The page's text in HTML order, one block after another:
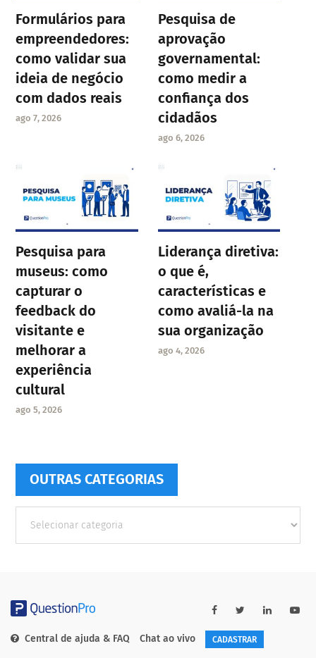
Formulários para
empreendedores:
como validar sua
ideia de negócio
com dados reais
ago 7, 2026
Pesquisa de
aprovação
governamental:
como medir a
confiança dos
cidadãos
ago 6, 2026
Pesquisa para
museus: como
capturar o
feedback do
visitante e
melhorar a
experiência
cultural
ago 5, 2026
Liderança diretiva:
o que é,
características e
como avaliá-la na
sua organização
ago 4, 2026
OUTRAS CATEGORIAS
Categorias
Central de ajuda & FAQ Chat ao vivo CADASTRAR